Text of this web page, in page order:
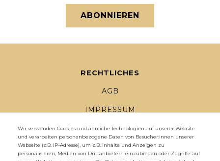
ABONNIEREN
RECHTLICHES
AGB
IMPRESSUM
DATENSCHUTZ
WIDERRUFSRECHT
Wir verwenden Cookies und ähnliche Technologien auf unserer Website
und verarbeiten personenbezogene Daten von Besucher:innen unserer
Webseite (z.B. IP-Adresse), um z.B. Inhalte und Anzeigen zu
personalisieren, Medien von Drittanbietern einzubinden oder Zugriffe auf